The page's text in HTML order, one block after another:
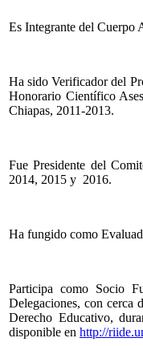
Es Integrante del Cuerpo
Ha sido Verificador del
Honorario Científico
Chiapas, 2011-2013.
Fue Presidente del
2014, 2015 y 2016.
Ha fungido como
Participa como Socio
Delegaciones, con cerca
Derecho Educativo,
disponible en http://